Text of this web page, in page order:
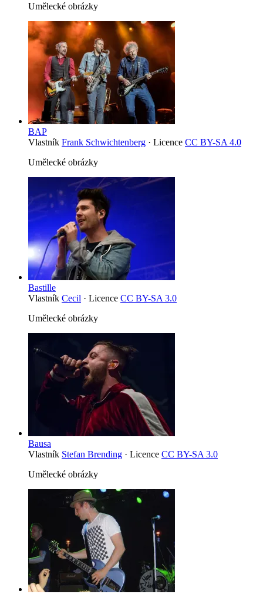
Umělecké obrázky
BAP
Vlastník Frank Schwichtenberg · Licence CC BY-SA 4.0
Umělecké obrázky
Bastille
Vlastník Cecil · Licence CC BY-SA 3.0
Umělecké obrázky
Bausa
Vlastník Stefan Brending · Licence CC BY-SA 3.0
Umělecké obrázky